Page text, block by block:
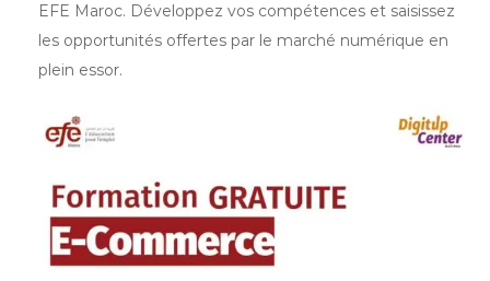
EFE Maroc. Développez vos compétences et saisissez
les opportunités offertes par le marché numérique en
plein essor.